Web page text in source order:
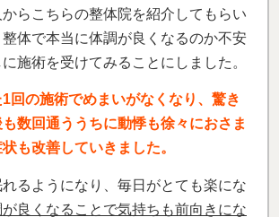
らこちらの整体院を紹介してもらい
体で本当に体調が良くなるのか不安
施術を受けてみることにしました。
回の施術でめまいがなくなり、驚き
数回通ううちに動悸も徐々におさま
も改善していきました。
るようになり、毎日がとても楽にな
良くなることで気持ちも前向きにな